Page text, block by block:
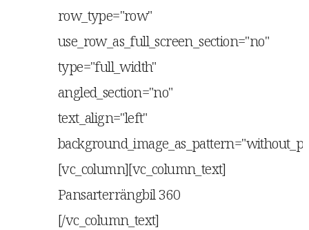
row_type="row"
use_row_as_full_screen_section="no"
type="full_width"
angled_section="no"
text_align="left"
[vc_column][vc_column_text]
Pansarterrängbil 360
[/vc_column_text]